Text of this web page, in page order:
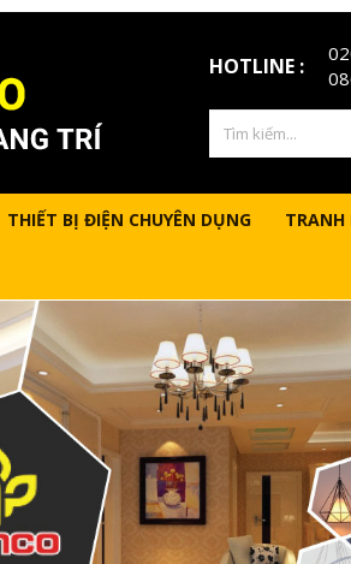
HOTLINE :
THIẾT BỊ ĐIỆN CHUYÊN DỤNG TRANH